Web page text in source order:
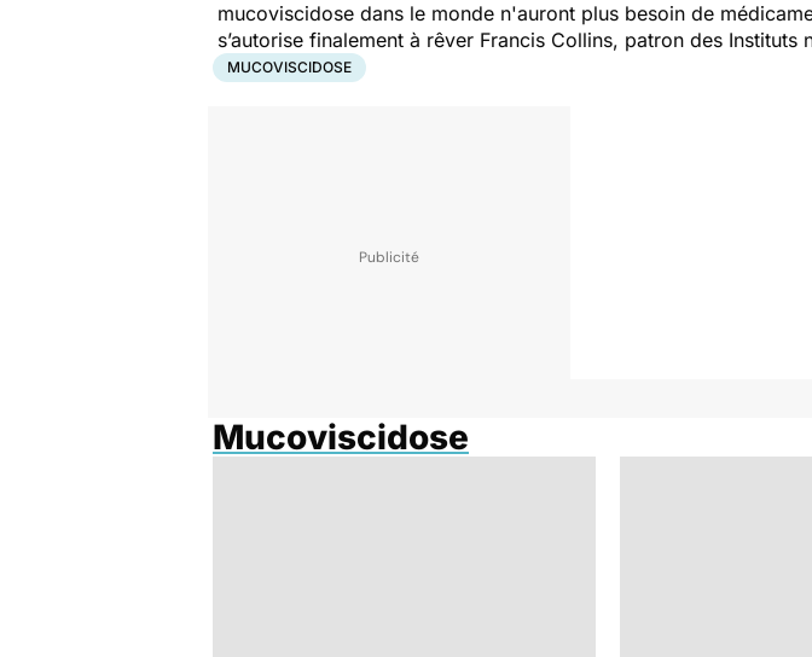
mucoviscidose dans le monde n'auront plus besoin de
s’autorise finalement à rêver Francis Collins, patron des
MUCOVISCIDOSE
Mucoviscidose